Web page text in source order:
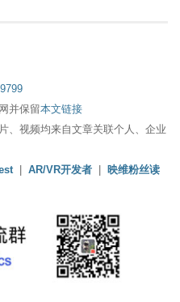
并保留本文链接
、视频均来自文章关联个人、企业
| AR/VR开发者
映维粉丝读